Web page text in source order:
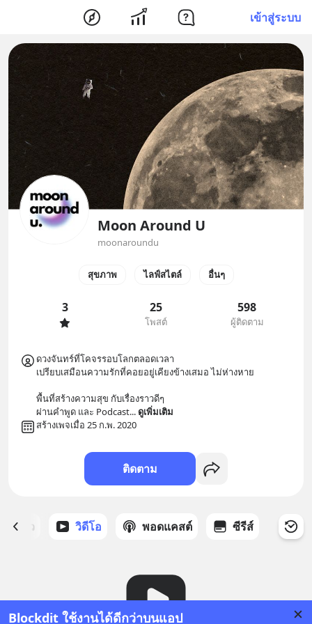
เข้าสู่ระบบ
Blockdit ใช้งานได้ดีกว่าบนแอป
Moon Around U
moonaroundu
สุขภาพ ไลฟ์สไตล์ อื่นๆ
3 25
โพสต์
598
ผู้ติดตาม
ดวงจันทร์ที่โคจรรอบโลกตลอดเวลา
เปรียบเสมือนความรักที่คอยอยู่เคียงข้างเสมอ ไม่ห่างหาย
พื้นที่สร้างความสุข กับเรื่องราวดีๆ
ผ่านคำพูด และ Podcast... ดูเพิ่มเติม
สร้างเพจเมื่อ 25 ก.พ. 2020
ติดตาม
ด้ดาว วิดีโอ พอดแคสต์ ซีรีส์